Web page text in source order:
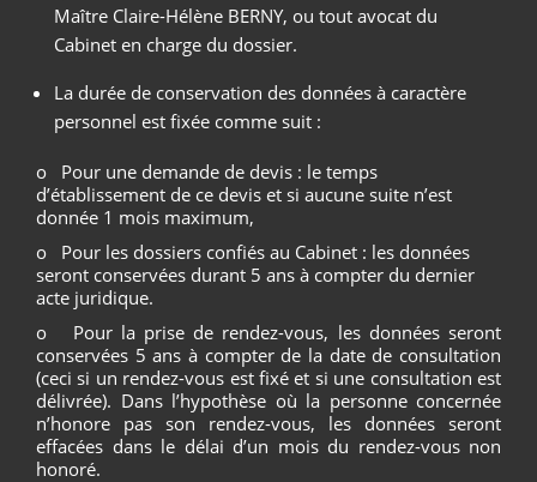
Maître Claire-Hélène BERNY, ou tout avocat du
Cabinet en charge du dossier.
La durée de conservation des données à caractère
personnel est fixée comme suit :
o Pour une demande de devis : le temps
d’établissement de ce devis et si aucune suite n’est
donnée 1 mois maximum,
o Pour les dossiers confiés au Cabinet : les données
seront conservées durant 5 ans à compter du dernier
acte juridique.
o Pour la prise de rendez-vous, les données seront
conservées 5 ans à compter de la date de consultation
(ceci si un rendez-vous est fixé et si une consultation est
délivrée). Dans l’hypothèse où la personne concernée
n’honore pas son rendez-vous, les données seront
effacées dans le délai d’un mois du rendez-vous non
honoré.